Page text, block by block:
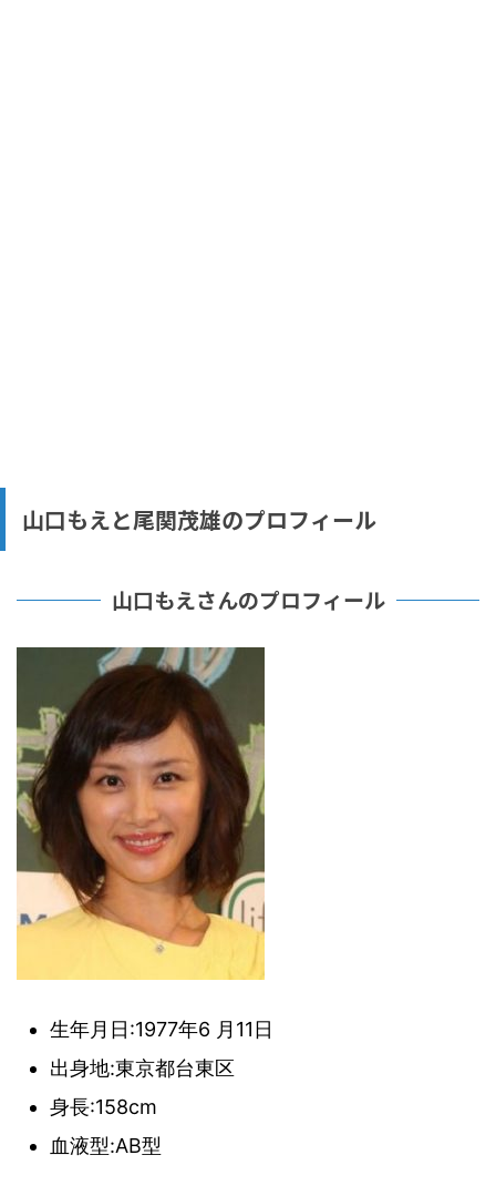
山口もえと尾関茂雄のプロフィール
山口もえさんのプロフィール
生年月日:1977年6 月11日
出身地:東京都台東区
身長:158cm
血液型:AB型